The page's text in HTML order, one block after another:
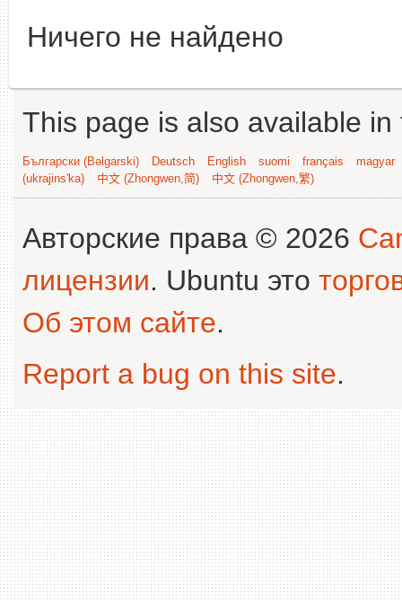
Ничего не найдено
This page is also available
Български (Bəlgarski) Deutsch English suomi français
magyar
(ukrajins'ka)
中文 (Zhongwen,简) 中文 (Zhongwen,繁)
Авторские права © 2026
лицензии. Ubuntu это
Об этом сайте.
Report a bug on this site.